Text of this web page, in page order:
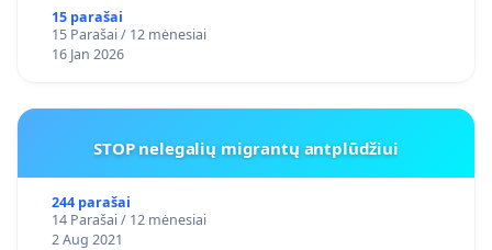
15 parašai
15 Parašai / 12 mėnesiai
16 Jan 2026
STOP nelegalių migrantų antplūdžiui
244 parašai
14 Parašai / 12 mėnesiai
2 Aug 2021